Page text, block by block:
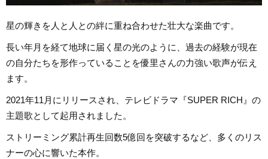
星の輝きを人と人との絆に重ね合わせた壮大な楽曲です。
長い年月を経て地球に届く星の光のように、過去の経験が現在
の自分たちを形作っていることを優里さんの力強い歌声が伝え
ます。
2021年11月にリリースされ、テレビドラマ『SUPER RICH』の
主題歌として起用されました。
ストリーミング累計再生回数5億回を突破するなど、多くのリス
ナーの心に響いた本作。